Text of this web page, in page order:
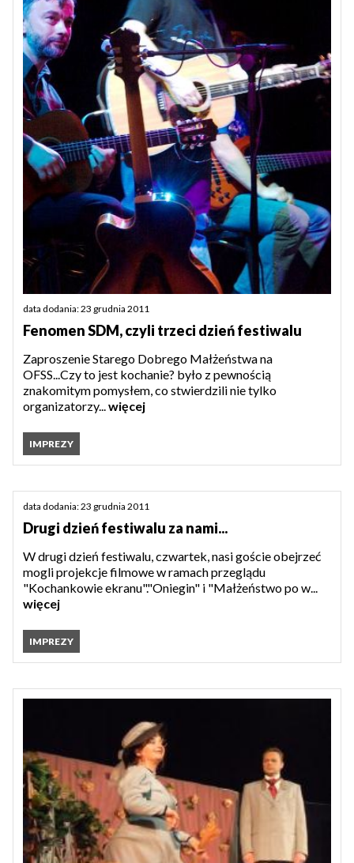
data dodania: 23 grudnia 2011
Fenomen SDM, czyli trzeci dzień festiwalu
Zaproszenie Starego Dobrego Małżeństwa na
OFSS...Czy to jest kochanie? było z pewnością
znakomitym pomysłem, co stwierdzili nie tylko
organizatorzy...więcej
IMPREZY
data dodania: 23 grudnia 2011
Drugi dzień festiwalu za nami...
W drugi dzień festiwalu, czwartek, nasi goście obejrzeć
mogli projekcje filmowe w ramach przeglądu
"Kochankowie ekranu"."Oniegin" i "Małżeństwo po w...
więcej
IMPREZY